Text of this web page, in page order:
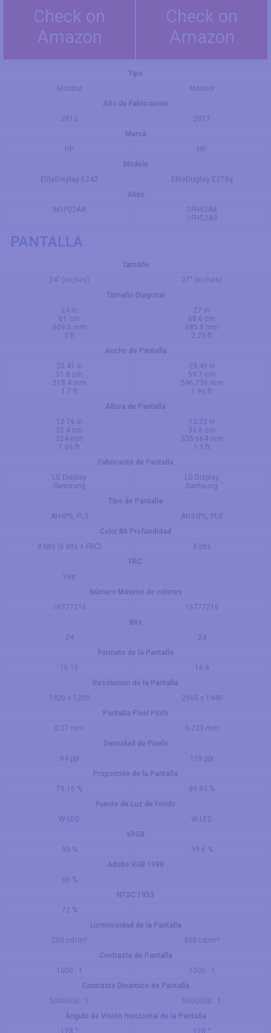
Check on
Amazon
Check on
Amazon
Tipo
Monitor
Monitor
Año de Fabricación
2015
2017
Marca
HP
HP
Modelo
EliteDisplay E242
EliteDisplay E273q
Alias
M1P02AA
1FH52A8
1FH52AS
PANTALLA
Tamaño
24" (inches)
27" (inches)
Tamaño Diagonal
24 in
61 cm
609.6 mm
2 ft
27 in
68.6 cm
685.8 mm
2.25 ft
Ancho de Pantalla
20.41 in
51.8 cm
518.4 mm
1.7 ft
23.49 in
59.7 cm
596.736 mm
1.96 ft
Altura de Pantalla
12.76 in
32.4 cm
324 mm
1.06 ft
13.22 in
33.6 cm
335.664 mm
1.1 ft
Fabricante de Pantalla
LG Display
Samsung
LG Display
Samsung
Tipo de Pantalla
AH-IPS, PLS
AH3-IPS, PLS
Color Bit Profundidad
8 bits (6 bits + FRC)
8 bits
FRC
Yes
Número Máximo de colores
16777216
16777216
Bits
24
24
Formato de la Pantallo
16:10
16:9
Resolucion de la Pantalla
1920 x 1200
2560 x 1440
Pantalla Pixel Pitch
0.27 mm
0.233 mm
Densidad de Pixels
94 ppi
109 ppi
Proporción de la Pantalla
79.16 %
89.83 %
Fuente de Luz de Fondo
W-LED
W-LED
sRGB
90 %
99.6 %
Adobe RGB 1998
65 %
NTSC 1953
72 %
Luminosidad de la Pantalla
250 cd/m²
350 cd/m²
Contraste de Pantalla
1000 : 1
1000 : 1
Contraste Dinámico de Pantalla
5000000 : 1
5000000 : 1
Ángulo de Visión Horizontal de la Pantalla
178 °
178 °